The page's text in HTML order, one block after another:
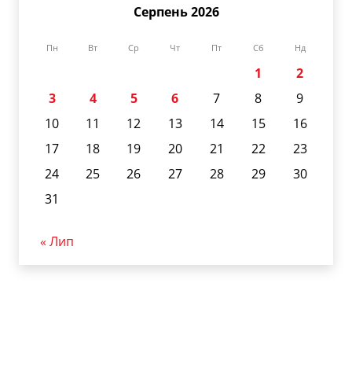
Серпень 2026
Пн Вт Ср Чт Пт Сб Нд
1
2
3
4 5 6 7 8
9
10
11 12 13 14 15
16
17
18 19 20 21 22
23
24
25 26 27 28 29
30
31
« Лип